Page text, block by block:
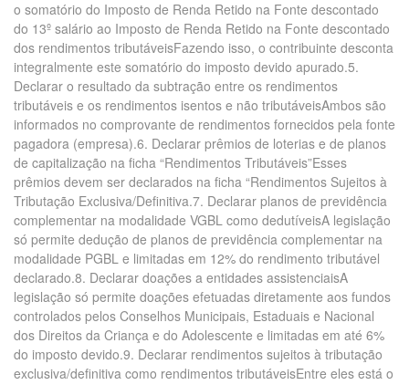
o somatório do Imposto de Renda Retido na Fonte descontado
do 13º salário ao Imposto de Renda Retido na Fonte descontado
dos rendimentos tributáveisFazendo isso, o contribuinte desconta
integralmente este somatório do imposto devido apurado.5.
Declarar o resultado da subtração entre os rendimentos
tributáveis e os rendimentos isentos e não tributáveisAmbos são
informados no comprovante de rendimentos fornecidos pela fonte
pagadora (empresa).6. Declarar prêmios de loterias e de planos
de capitalização na ficha “Rendimentos Tributáveis”Esses
prêmios devem ser declarados na ficha “Rendimentos Sujeitos à
Tributação Exclusiva/Definitiva.7. Declarar planos de previdência
complementar na modalidade VGBL como dedutíveisA legislação
só permite dedução de planos de previdência complementar na
modalidade PGBL e limitadas em 12% do rendimento tributável
declarado.8. Declarar doações a entidades assistenciaisA
legislação só permite doações efetuadas diretamente aos fundos
controlados pelos Conselhos Municipais, Estaduais e Nacional
dos Direitos da Criança e do Adolescente e limitadas em até 6%
do imposto devido.9. Declarar rendimentos sujeitos à tributação
exclusiva/definitiva como rendimentos tributáveisEntre eles está o